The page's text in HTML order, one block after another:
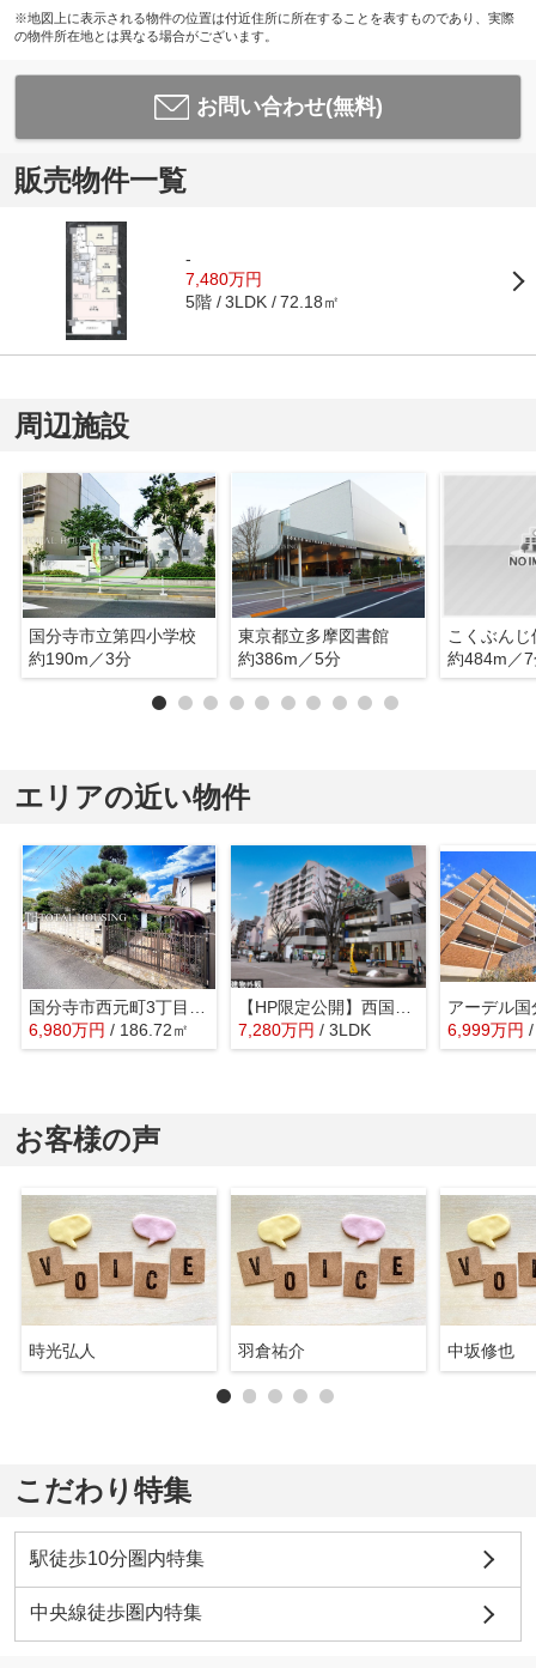
※地図上に表示される物件の位置は付近住所に所在することを表すものであり、実際
の物件所在地とは異なる場合がございます。
お問い合わせ(無料)
販売物件一覧
-
7,480万円
5階 3LDK 72.18㎡
周辺施設
国分寺市立第四小学校
約190m／3分
東京都立多摩図書館
約386m／5分
こくぶんじ
約484m／
エリアの近い物件
6,980万円 / 186.72㎡
7,280万円 / 3LDK
アーデル国
6,999万円
お客様の声
時光弘人 羽倉祐介 中坂修也
こだわり特集
駅徒歩10分圏内特集
中央線徒歩圏内特集